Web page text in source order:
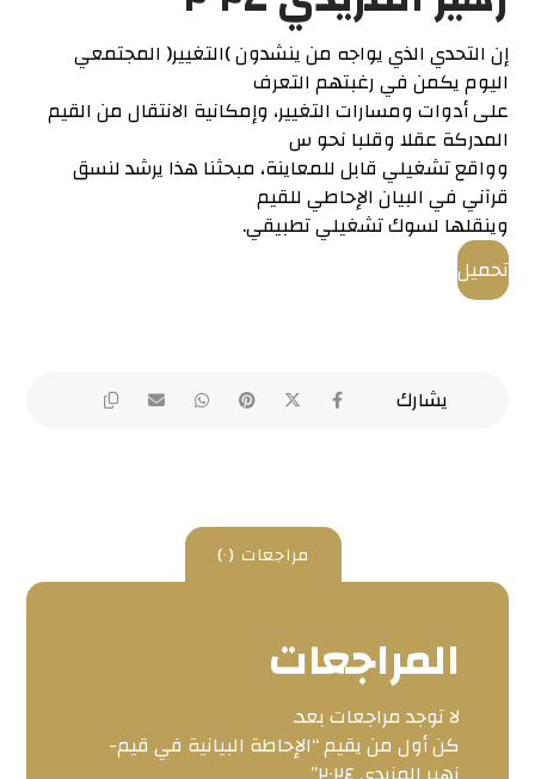
إن التحدي الذي يواجه من ينشدون )التغيير( المجتمعي
اليوم يكمن في رغبتهم التعرف
على أدوات ومسارات التغيير، وإمكانية الانتقال من القيم
المدركة عقلا وقلبا نحو س
وواقع تشغيلي قابل للمعاينة، مبحثنا هذا يرشد لنسق
قرآني في البيان الإحاطي للقيم
وينقلها لسوك تشغيلي تطبيقي.
تحميل
مراجعات (٠)
المراجعات
لا توجد مراجعات بعد.
كن أول من يقيم “الإحاطة البيانية في قيم-